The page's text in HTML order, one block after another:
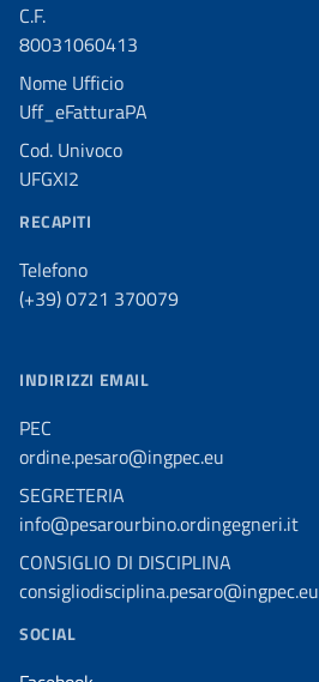
C.F.
80031060413
Nome Ufficio
Uff_eFatturaPA
Cod. Univoco
UFGXI2
RECAPITI
Telefono
(+39) 0721 370079
INDIRIZZI EMAIL
PEC
ordine.pesaro@ingpec.eu
SEGRETERIA
info@pesarourbino.ordingegneri.it
CONSIGLIO DI DISCIPLINA
consigliodisciplina.pesaro@ingpec.eu
SOCIAL